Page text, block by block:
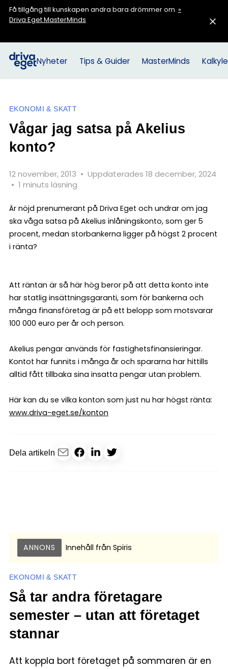
Få tillgång till kunskapen andra bara drömmer om. »
Driva Eget MasterMinds
Nyheter Tips & Guider MasterMinds
EKONOMI & SKATT
Vågar jag satsa på Akelius
konto?
12 november, 2013 • Uppdaterades 18 december, 2024
• 1 minuts läsning
Är nöjd prenumerant på Driva Eget och undrar om jag
ska våga satsa på Akelius inlåningskonto, som ger 5
procent, medan storbankerna ligger på högst 2 procent
i ränta?
Att räntan är så här hög beror på att detta konto inte
har statlig insättningsgaranti, som för bankerna och
många finansföretag är på ett belopp som motsvarar
100 000 euro per år och person.
Akelius pengar används för fastighetsfinansieringar.
Kontot har funnits i många år och spararna har hittills
alltid fått tillbaka sina insatta pengar utan problem.
Här kan du se vilka konton som just nu har högst ränta:
www.driva-eget.se/konton
Dela artikeln
ANNONS Innehåll från Spiris
EKONOMI & SKATT
Så tar andra företagare
semester – utan att företaget
stannar
Att koppla bort företaget på sommaren är en